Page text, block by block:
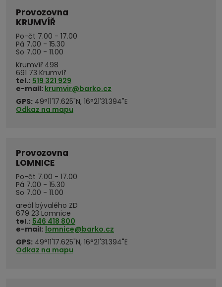
Provozovna
KRUMVÍŘ
Po-čt 7.00 - 17.00
Pá 7.00 - 15.30
So 7.00 - 11.00
Krumvíř 498
691 73 Krumvíř
tel.: 519 321 929
e-mail: krumvir@barko.cz
GPS: 49°11'17.625"N, 16°21'31.394"E
Odkaz na mapu
Provozovna
LOMNICE
Po-čt 7.00 - 17.00
Pá 7.00 - 15.30
So 7.00 - 11.00
areál bývalého ZD
679 23 Lomnice
tel.: 546 418 800
e-mail: lomnice@barko.cz
GPS: 49°11'17.625"N, 16°21'31.394"E
Odkaz na mapu